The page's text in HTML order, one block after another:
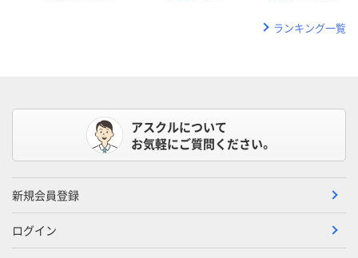
ランキング一覧
アスクルについて
お気軽にご質問ください。
新規会員登録
ログイン